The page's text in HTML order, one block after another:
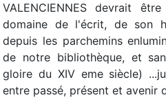
VALENCIENNES devrait
domaine de l'écrit, de son
depuis les parchemins
de notre bibliothèque, et
gloire du XIV eme siècle)
entre passé, présent et avenir